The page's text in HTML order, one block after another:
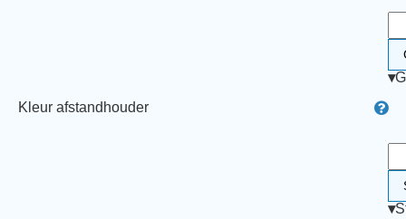
Kleur afstandhouder
▾
▾